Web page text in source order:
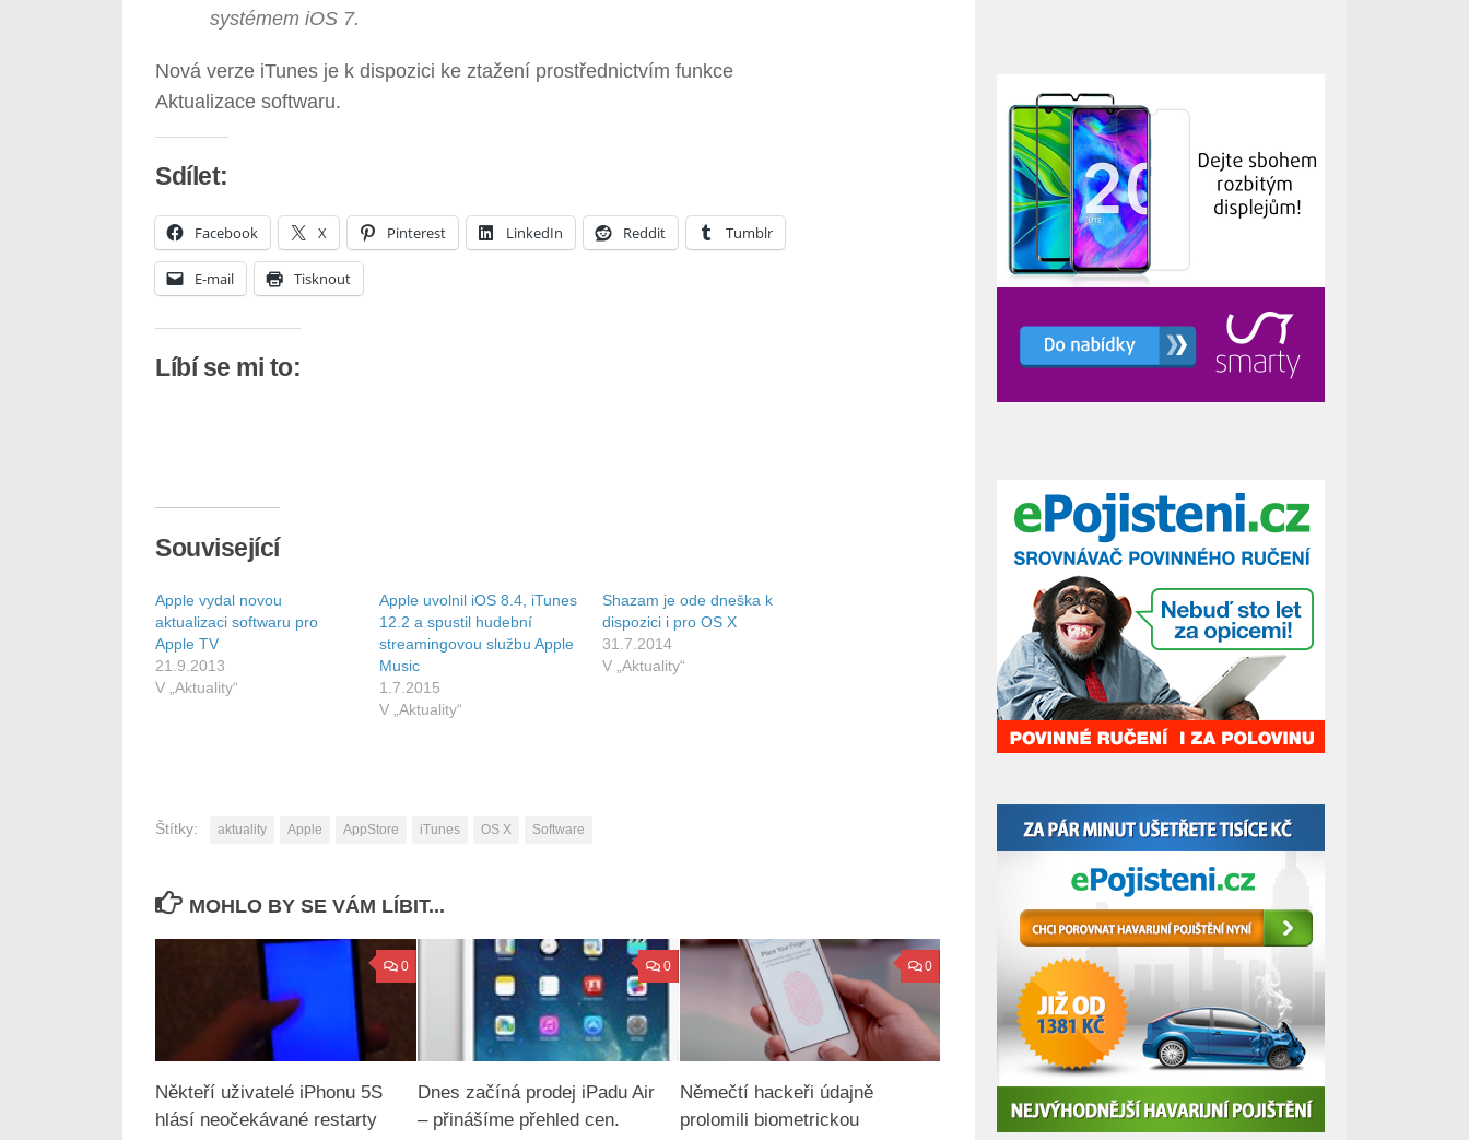
systémem iOS 7.
Nová verze iTunes je k dispozici ke ztažení prostřednictvím funkce
Aktualizace softwaru.
Sdílet:
Facebook X Pinterest LinkedIn Reddit Tumblr
E-mail Tisknout
Líbí se mi to:
Související
Apple vydal novou
aktualizaci softwaru pro
Apple TV
21.9.2013
V „Aktuality“
Apple uvolnil iOS 8.4, iTunes
12.2 a spustil hudební
streamingovou službu Apple
Music
1.7.2015
V „Aktuality“
Shazam je ode dneška k
dispozici i pro OS X
31.7.2014
V „Aktuality“
Štítky: aktuality Apple AppStore iTunes OS X Software
MOHLO BY SE VÁM LÍBIT...
0
Někteří uživatelé iPhonu 5S
hlásí neočekávané restarty
0
Dnes začíná prodej iPadu Air
– přinášíme přehled cen.
0
Němečtí hackeři údajně
prolomili biometrickou